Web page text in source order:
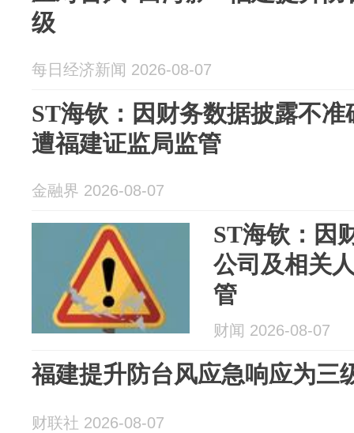
级
每日经济新闻 2026-08-07
ST海钦：因财务数据披露不
遭福建证监局监管
金融界 2026-08-07
ST海钦：因
公司及相关
管
财闻 2026-08-07
福建提升防台风应急响应为三
财联社 2026-08-07